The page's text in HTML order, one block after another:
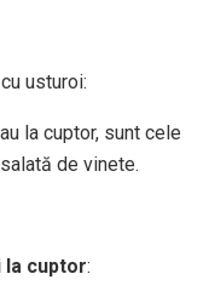
usturoi:
la cuptor, sunt cele
de vinete.
la cuptor: